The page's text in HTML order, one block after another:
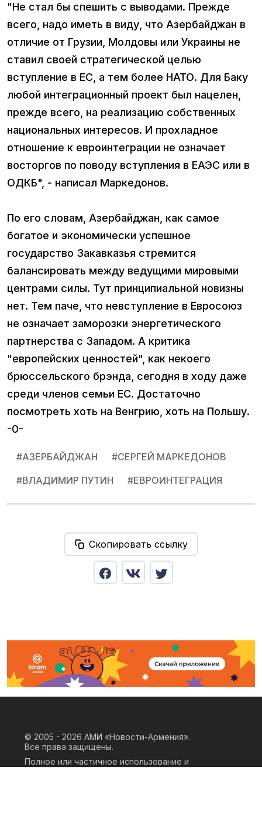
"Не стал бы спешить с выводами. Прежде
всего, надо иметь в виду, что Азербайджан в
отличие от Грузии, Молдовы или Украины не
ставил своей стратегической целью
вступление в ЕС, а тем более НАТО. Для Баку
любой интеграционный проект был нацелен,
прежде всего, на реализацию собственных
национальных интересов. И прохладное
отношение к евроинтеграции не означает
восторгов по поводу вступления в ЕАЭС или в
ОДКБ", - написал Маркедонов.
По его словам, Азербайджан, как самое
богатое и экономически успешное
государство Закавказья стремится
балансировать между ведущими мировыми
центрами силы. Тут принципиальной новизны
нет. Тем паче, что невступление в Евросоюз
не означает заморозки энергетического
партнерства с Западом. А критика
"европейских ценностей", как некоего
брюссельского брэнда, сегодня в ходу даже
среди членов семьи ЕС. Достаточно
посмотреть хоть на Венгрию, хоть на Польшу.
-0-
#АЗЕРБАЙДЖАН #СЕРГЕЙ МАРКЕДОНОВ
#ВЛАДИМИР ПУТИН #ЕВРОИНТЕГРАЦИЯ
Скопировать ссылку
© 2005 - 2026 АМИ «Новости-Армения».
Все права защищены.
Полное или частичное использование и